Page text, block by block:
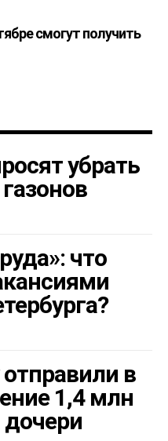
смогут получить
убрать
что
в
1,4 млн
дочери